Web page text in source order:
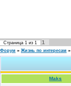
Страница 1 из 1 1
Форум » Жизнь по интересам »
Maks